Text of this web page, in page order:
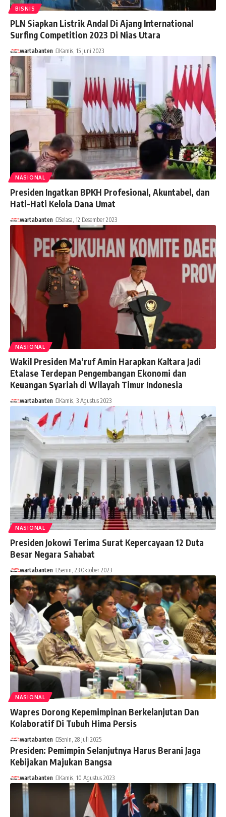
BISNIS
PLN Siapkan Listrik Andal Di Ajang International
Surfing Competition 2023 Di Nias Utara
wartabanten Kamis, 15 Juni 2023
NASIONAL
Presiden Ingatkan BPKH Profesional, Akuntabel, dan
Hati-Hati Kelola Dana Umat
wartabanten Selasa, 12 Desember 2023
NASIONAL
Wakil Presiden Ma’ruf Amin Harapkan Kaltara Jadi
Etalase Terdepan Pengembangan Ekonomi dan
Keuangan Syariah di Wilayah Timur Indonesia
wartabanten Kamis, 3 Agustus 2023
NASIONAL
Presiden Jokowi Terima Surat Kepercayaan 12 Duta
Besar Negara Sahabat
wartabanten Senin, 23 Oktober 2023
NASIONAL
Wapres Dorong Kepemimpinan Berkelanjutan Dan
Kolaboratif Di Tubuh Hima Persis
wartabanten Senin, 28 Juli 2025
Presiden: Pemimpin Selanjutnya Harus Berani Jaga
Kebijakan Majukan Bangsa
wartabanten Kamis, 10 Agustus 2023